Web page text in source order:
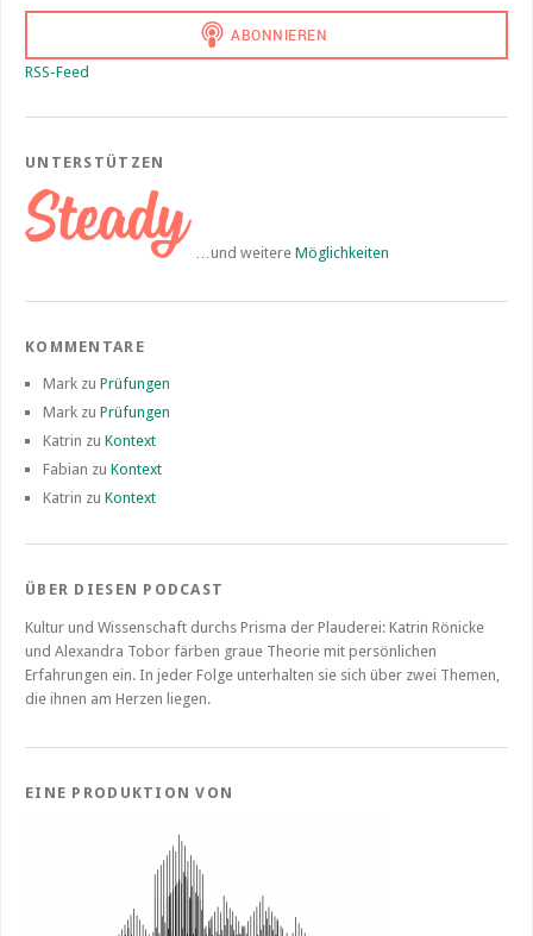
RSS-Feed
UNTERSTÜTZEN
…und weitere Möglichkeiten
KOMMENTARE
Mark zu Prüfungen
Mark zu Prüfungen
Katrin zu Kontext
Fabian zu Kontext
Katrin zu Kontext
ÜBER DIESEN PODCAST
Kultur und Wissenschaft durchs Prisma der Plauderei: Katrin Rönicke
und Alexandra Tobor färben graue Theorie mit persönlichen
Erfahrungen ein. In jeder Folge unterhalten sie sich über zwei Themen,
die ihnen am Herzen liegen.
EINE PRODUKTION VON